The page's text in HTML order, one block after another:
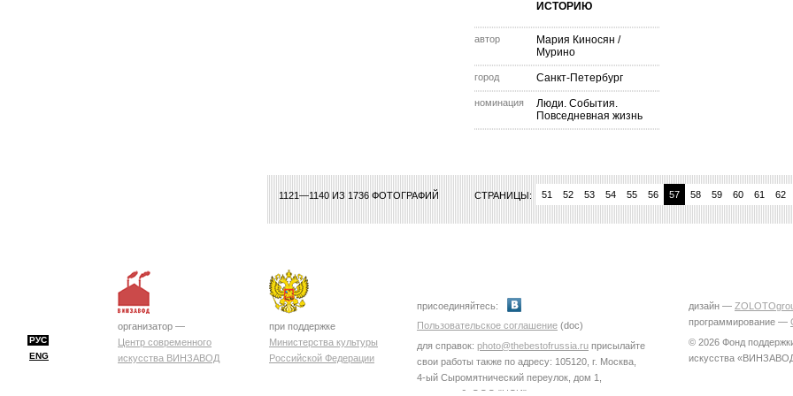
ИСТОРИЮ
автор Мария Киносян /
Мурино
город Санкт-Петербург
номинация
Люди. События.
Повседневная жизнь
1121—1140 ИЗ 1736 ФОТОГРАФИЙ СТРАНИЦЫ:
39 40 41 42 43 44 45 46 48 49 50 51 52 53 54 55 56 57 58 59 60 61 62
РУС
ENG
организатор —
Центр современного
искусства ВИНЗАВОД
при поддержке
Министерства культуры
Российской Федерации
присоединяйтесь:
Пользовательское соглашение (doc)
для справок: photo@thebestofrussia.ru присылайте
свои работы также по адресу: 105120, г. Москва,
4-ый Сыромятнический переулок, дом 1,
строение 6, ООО "ЦСИ"
дизайн —
программирование —
© 2026 Фонд
искусства